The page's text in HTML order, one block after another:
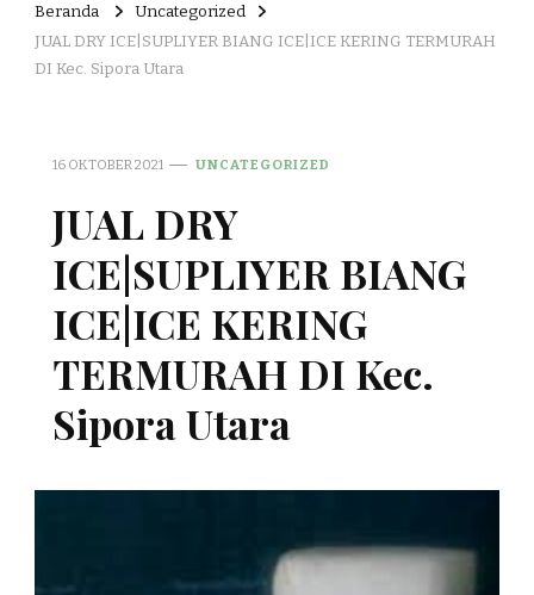
Beranda
Uncategorized
JUAL DRY ICE|SUPLIYER BIANG ICE|ICE KERING TERMURAH
DI Kec. Sipora Utara
16 OKTOBER 2021 UNCATEGORIZED
JUAL DRY
ICE|SUPLIYER BIANG
ICE|ICE KERING
TERMURAH DI Kec.
Sipora Utara